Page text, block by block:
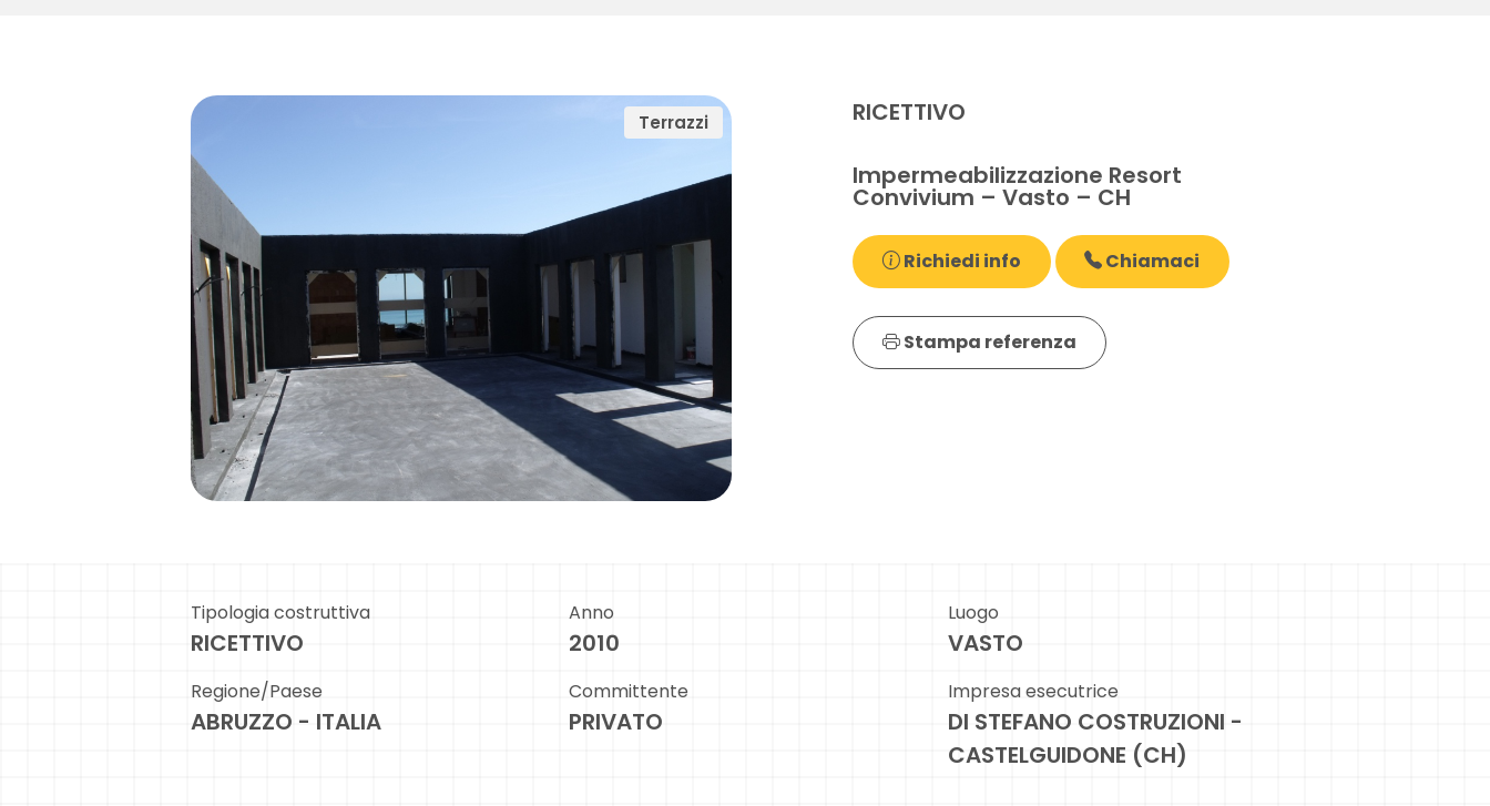
Terrazzi RICETTIVO
Impermeabilizzazione Resort
Convivium – Vasto – CH
Richiedi info Chiamaci
Stampa referenza
Tipologia costruttiva
RICETTIVO
Anno
2010
Luogo
VASTO
Regione/Paese
ABRUZZO - ITALIA
Committente
PRIVATO
Impresa esecutrice
DI STEFANO COSTRUZIONI -
CASTELGUIDONE (CH)